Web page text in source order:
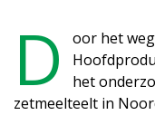
D
oor het
het
zetmeelteelt in